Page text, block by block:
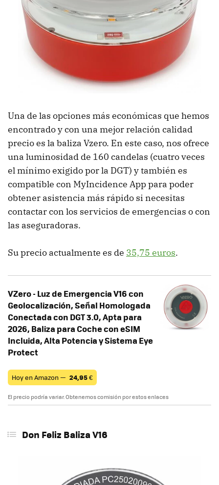
Una de las opciones más económicas que hemos
encontrado y con una mejor relación calidad
precio es la baliza Vzero. En este caso, nos ofrece
una luminosidad de 160 candelas (cuatro veces
el mínimo exigido por la DGT) y también es
compatible con MyIncidence App para poder
obtener asistencia más rápido si necesitas
contactar con los servicios de emergencias o con
las aseguradoras.
Su precio actualmente es de 35,75 euros.
VZero - Luz de Emergencia V16 con
Geolocalización, Señal Homologada
Conectada con DGT 3.0, Apta para
2026, Baliza para Coche con eSIM
Incluida, Alta Potencia y Sistema Eye
Protect
Hoy en Amazon — 24,95€
El precio podría variar. Obtenemos comisión por estos enlaces
Don Feliz Baliza V16